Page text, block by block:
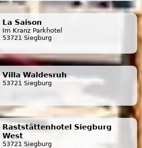
La Saison
Im Kranz Parkhotel
53721 Siegburg
Villa Waldesruh
53721 Siegburg
Raststättenhotel Siegburg
West
53721 Siegburg